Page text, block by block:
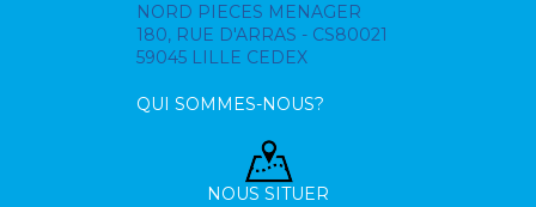
NORD PIECES MENAGER
180, RUE D'ARRAS - CS80021
59045 LILLE CEDEX
QUI SOMMES-NOUS?
NOUS SITUER